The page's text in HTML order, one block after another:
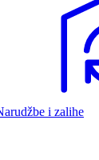
i zalihe